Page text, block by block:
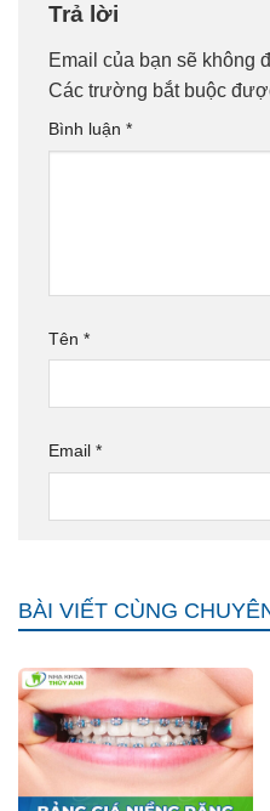
Trả lời
Email của bạn sẽ không
Các trường bắt buộc
Bình luận *
Tên *
Email *
BÀI VIẾT CÙNG